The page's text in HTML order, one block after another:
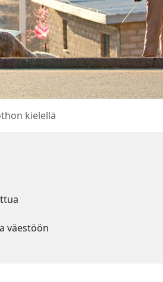
kielellä
väestöön